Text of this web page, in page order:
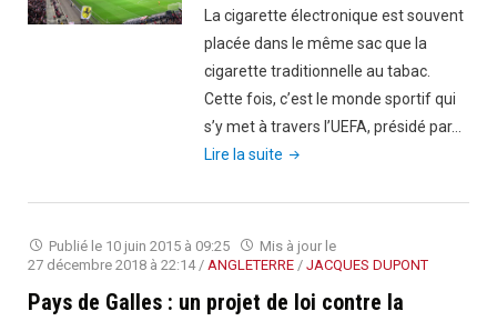
les
paquets
de
cigarette
neutre"
La cigarette électronique est souvent
placée dans le même sac que la
cigarette traditionnelle au tabac.
Cette fois, c’est le monde sportif qui
s’y met à travers l’UEFA, présidé par…
Lire la suite "Euro
:
le
vapotage
interdit
Publié le 10 juin 2015 à 09:25
Mis à jour le
27 décembre 2018 à 22:14 / ANGLETERRE / JACQUES DUPONT
Pays de Galles : un projet de loi contre la